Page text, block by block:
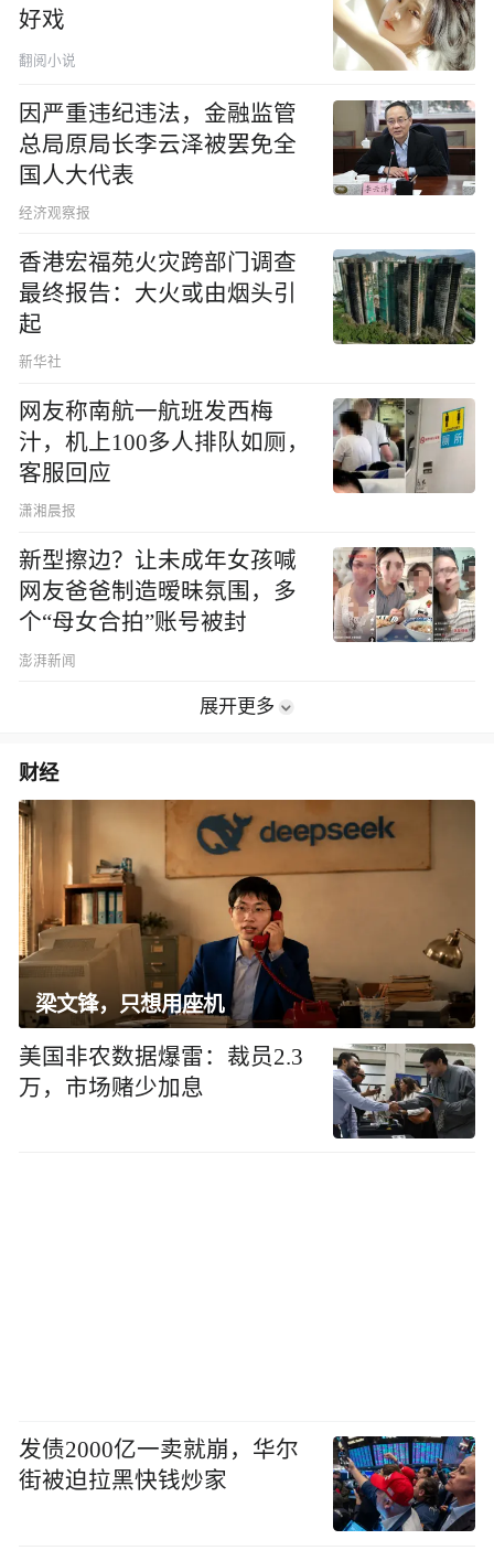
好戏
翻阅小说
因严重违纪违法，金融监管
总局原局长李云泽被罢免全
国人大代表
经济观察报
香港宏福苑火灾跨部门调查
最终报告：大火或由烟头引
起
新华社
网友称南航一航班发西梅
汁，机上100多人排队如厕，
客服回应
潇湘晨报
新型擦边？让未成年女孩喊
网友爸爸制造暧昧氛围，多
个“母女合拍”账号被封
澎湃新闻
展开更多
财经
梁文锋，只想用座机
美国非农数据爆雷：裁员2.3
万，市场赌少加息
发债2000亿一卖就崩，华尔
街被迫拉黑快钱炒家